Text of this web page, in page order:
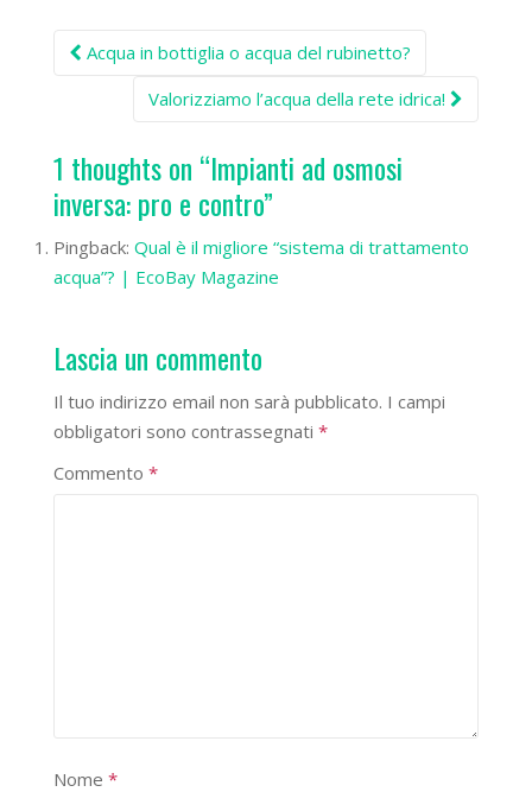
Post
navigation
Acqua in bottiglia o acqua del rubinetto?
Valorizziamo l’acqua della rete idrica!
1 thoughts on “Impianti ad osmosi
inversa: pro e contro”
Pingback: Qual è il migliore “sistema di trattamento
acqua”? | EcoBay Magazine
Lascia un commento
Il tuo indirizzo email non sarà pubblicato. I campi
obbligatori sono contrassegnati *
Commento *
Nome *